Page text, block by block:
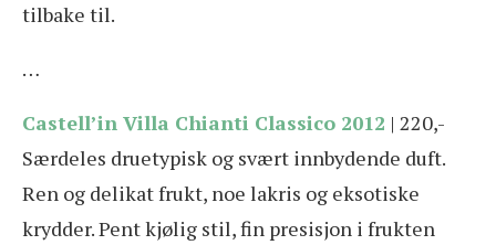
tilbake til.
…
Castell’in Villa Chianti Classico 2012 | 220,-
Særdeles druetypisk og svært innbydende duft.
Ren og delikat frukt, noe lakris og eksotiske
krydder. Pent kjølig stil, fin presisjon i frukten